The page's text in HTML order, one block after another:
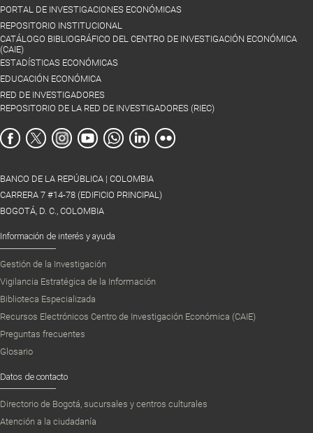
PORTAL DE INVESTIGACIONES ECONÓMICAS
REPOSITORIO INSTITUCIONAL
CATÁLOGO BIBLIOGRÁFICO DEL CENTRO DE INVESTIGACIÓN ECONÓMICA
(CAIE)
ESTADÍSTICAS ECONÓMICAS
EDUCACIÓN ECONÓMICA
RED DE INVESTIGADORES
REPOSITORIO DE LA RED DE INVESTIGADORES (RIEC)
BANCO DE LA REPÚBLICA | COLOMBIA
CARRERA 7 #14-78 (EDIFICIO PRINCIPAL)
BOGOTÁ, D. C., COLOMBIA
Información de interés y ayuda
Gestión de la Investigación
Vigilancia Estratégica de la Información
Biblioteca Especializada
Recursos Electrónicos Centro de Investigación Económica (CAIE)
Preguntas frecuentes
Glosario
Datos de contacto
Directorio de Bogotá, sucursales y centros culturales
Atención a la ciudadanía